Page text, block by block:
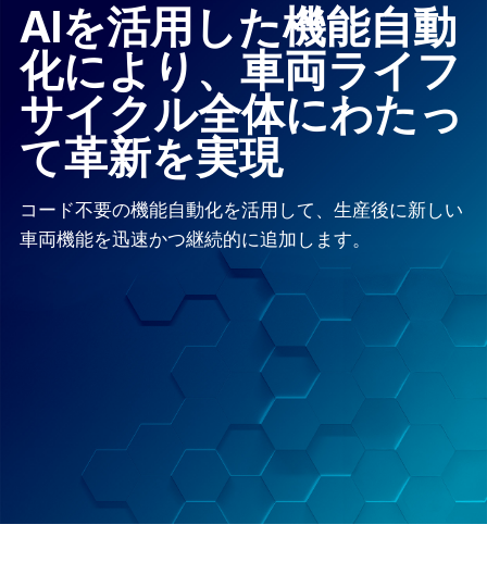
AIを活用した機能自動
化により、車両ライフ
サイクル全体にわたっ
て革新を実現
コード不要の機能自動化を活用して、生産後に新しい
車両機能を迅速かつ継続的に追加します。